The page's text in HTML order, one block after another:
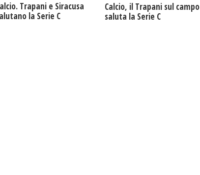
Trapani e Siracusa
la Serie C
Calcio, il Trapani sul campo
saluta la Serie C